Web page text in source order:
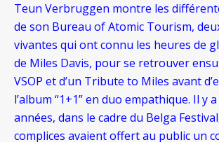
Teun Verbruggen montre les
de son Bureau of Atomic Tourism,
vivantes qui ont connu les heures de
de Miles Davis, pour se retrouver
VSOP et d’un Tribute to Miles avant
l’album “1+1” en duo empathique. Il y
années, dans le cadre du Belga
complices avaient offert au public un